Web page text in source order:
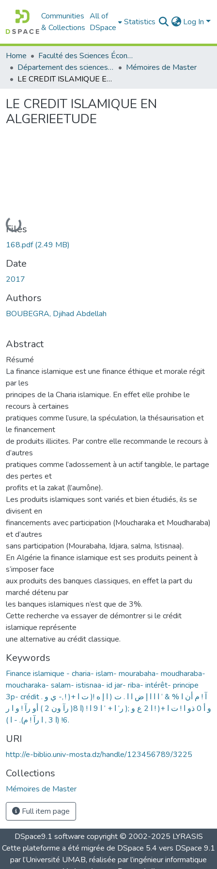
Communities
& Collections
All of
DSpace
Statistics Log In
Home
Faculté des Sciences Économiques Commerciales et des Sciences de Gestion
Département des sciences économiques
Mémoires de Master
LE CREDIT ISLAMIQUE EN ALGERIEETUDE
LE CREDIT ISLAMIQUE EN
ALGERIEETUDE
Loading...
Files
168.pdf(2.49 MB)
Date
2017
Authors
BOUBEGRA, Djihad Abdellah
Abstract
Résumé
La finance islamique est une finance éthique et morale régit
par les
principes de la Charia islamique. En effet elle prohibe le
recours à certaines
pratiques comme l’usure, la spéculation, la thésaurisation et
le financement
de produits illicites. Par contre elle recommande le recours à
d’autres
pratiques comme l’adossement à un actif tangible, le partage
des pertes et
profits et la zakat (l’aumône).
Les produits islamiques sont variés et bien étudiés, ils se
divisent en
financements avec participation (Moucharaka et Moudharaba)
et d’autres
sans participation (Mourabaha, Idjara, salma, Istisnaa).
En Algérie la finance islamique est ses produits peinent à
s’imposer face
aux produits des banques classiques, en effet la part du
marché détenu par
les banques islamiques n’est que de 3%.
Cette recherche va essayer de démontrer si le crédit
islamique représente
une alternative au crédit classique.
Keywords
Finance islamique - charia- islam- mourabaha- moudharaba-
moucharaka- salam- istisnaa- id jar- riba- intérêt- principe
3p- crédit . آ ! م أن ا % & ‘ ا ا ا إ ض ا ا . ت ( ا إ ه !( ت ا +( ! ,- ي و
و أ 0 ذو ا ! ت ا +( ! ا 2 ع و ;( ر‘ ا + ‘ ا 9 ا ! (ا 8( رآ ون 2 ) أو رآ ! و ا ر
6! (ا 3 , ا رآ ! م). - ا ).
URI
http://e-biblio.univ-mosta.dz/handle/123456789/3225
Collections
Mémoires de Master
Full item page
DSpace9.1 software copyright © 2002-2025 LYRASIS
Cette plateforme a été migrée de DSpace 5.4 vers DSpace 9.1
par l’Université UMAB, réalisée par l’ingénieur informatique